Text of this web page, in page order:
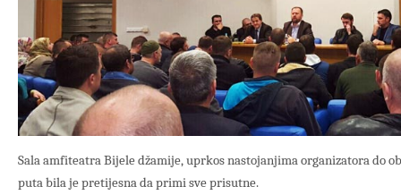
Sala amfiteatra Bijele džamije, uprkos nastojanjima organizatora do
puta bila je pretijesna da primi sve prisutne.